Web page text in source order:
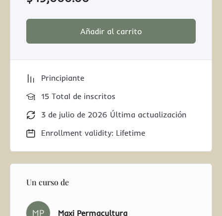
Añadir al carrito
Principiante
15 TotaI de inscritos
3 de julio de 2026 Última actualización
Enrollment validity: Lifetime
Un curso de
MP Maxi Permacultura